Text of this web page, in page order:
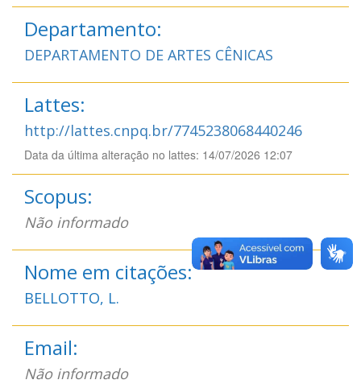
Departamento:
DEPARTAMENTO DE ARTES CÊNICAS
Lattes:
http://lattes.cnpq.br/7745238068440246
Data da última alteração no lattes: 14/07/2026 12:07
Scopus:
Não informado
Nome em citações:
BELLOTTO, L.
Email:
Não informado